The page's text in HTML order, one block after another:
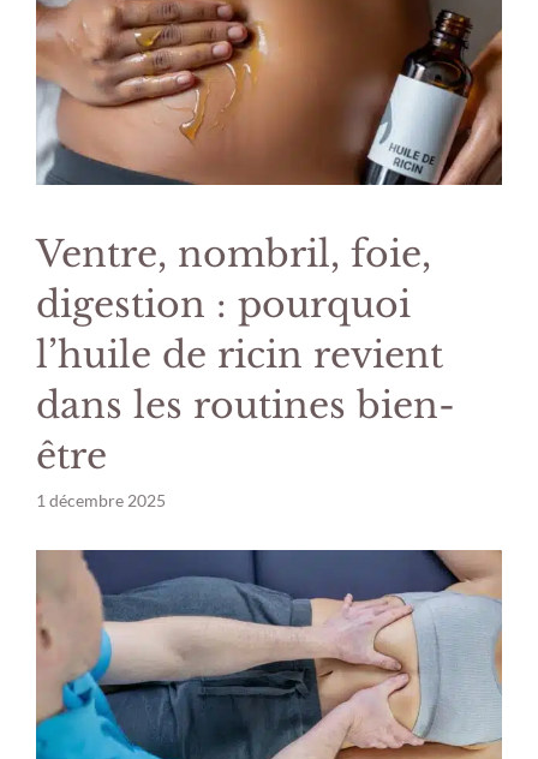
Ventre, nombril, foie,
digestion : pourquoi
l’huile de ricin revient
dans les routines bien-
être
1 décembre 2025